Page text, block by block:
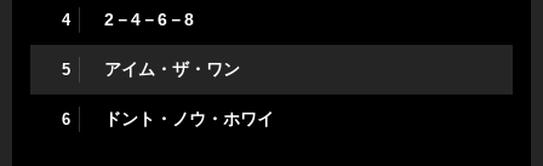
4 2－4－6－8
5 アイム・ザ・ワン
6 ドント・ノウ・ホワイ